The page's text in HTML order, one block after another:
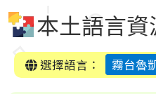
本土語言資
選擇語言：
霧台魯